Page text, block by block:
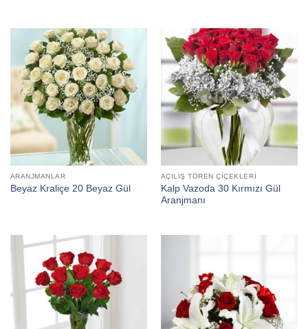
ARANJMANLAR
Beyaz Kraliçe 20 Beyaz Gül
AÇILIŞ TÖREN ÇIÇEKLERI
Kalp Vazoda 30 Kırmızı Gül
Aranjmanı